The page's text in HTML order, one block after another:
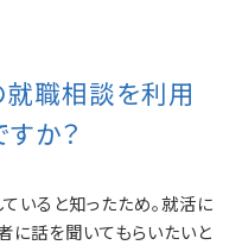
就職相談を利用
か？
いると知ったため。就活に
に話を聞いてもらいたいと